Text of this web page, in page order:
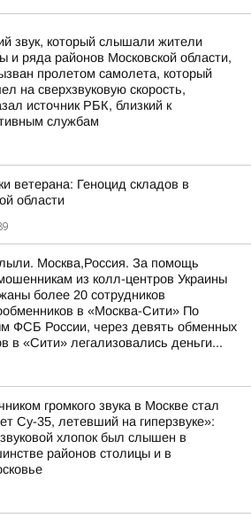
звук, который слышали жители
и ряда районов Московской области,
пролетом самолета, который
на сверхзвуковую скорость,
источник РБК, близкий к
службам
ветерана: Геноцид складов в
области
Москва,Россия. За помощь
из колл-центров Украины
более 20 сотрудников
в «Москва-Сити» По
ФСБ России, через девять обменных
в «Сити» легализовались деньги...
громкого звука в Москве стал
Су-35, летевший на гиперзвуке»:
хлопок был слышен в
районов столицы и в